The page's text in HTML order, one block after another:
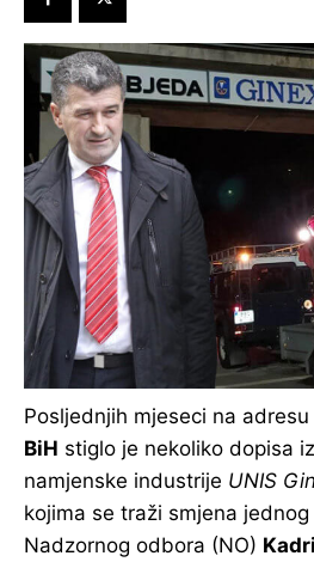
Posljednjih mjeseci na adresu
BiH stiglo je nekoliko dopisa
namjenske industrije UNIS
kojima se traži smjena
Nadzornog odbora (NO)